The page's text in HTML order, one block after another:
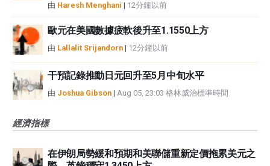
由 Haresh Menghani | 12分鐘以前
歐元在美國數據疲軟後升至1.1550上方
由 Lallalit Srijandorn | 12分鐘以前
干預記錄推動日元回升至5月中旬水平
由 Joshua Gibson | Aug 05, 23:03 格林威治標準時間
經濟指標
在伊朗局勢緩和預期和美聯儲重新定價拖累美元之